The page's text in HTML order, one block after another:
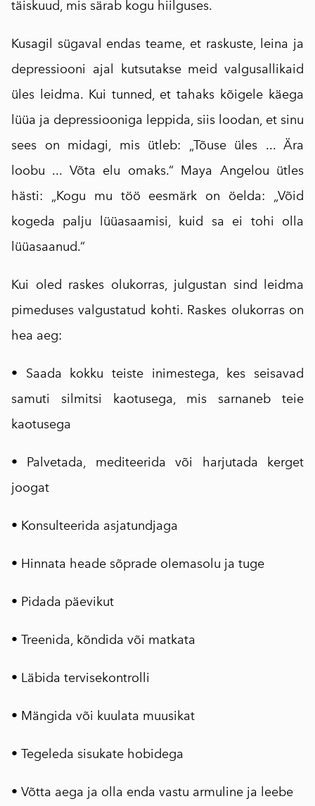
täiskuud, mis särab kogu hiilguses.
Kusagil sügaval endas teame, et raskuste, leina ja
depressiooni ajal kutsutakse meid valgusallikaid
üles leidma. Kui tunned, et tahaks kõigele käega
lüüa ja depressiooniga leppida, siis loodan, et sinu
sees on midagi, mis ütleb: „Tõuse üles ... Ära
loobu ... Võta elu omaks.“ Maya Angelou ütles
hästi: „Kogu mu töö eesmärk on öelda: „Võid
kogeda palju lüüasaamisi, kuid sa ei tohi olla
lüüasaanud.“
Kui oled raskes olukorras, julgustan sind leidma
pimeduses valgustatud kohti. Raskes olukorras on
hea aeg:
• Saada kokku teiste inimestega, kes seisavad
samuti silmitsi kaotusega, mis sarnaneb teie
kaotusega
• Palvetada, mediteerida või harjutada kerget
joogat
• Konsulteerida asjatundjaga
• Hinnata heade sõprade olemasolu ja tuge
• Pidada päevikut
• Treenida, kõndida või matkata
• Läbida tervisekontrolli
• Mängida või kuulata muusikat
• Tegeleda sisukate hobidega
• Võtta aega ja olla enda vastu armuline ja leebe